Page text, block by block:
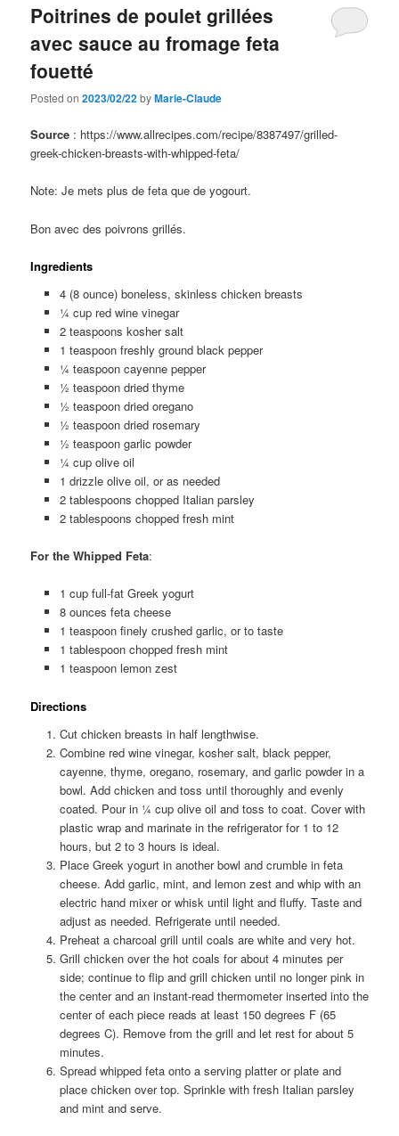
Poitrines de poulet grillées
avec sauce au fromage feta
fouetté
Posted on2023/02/22byMarie-Claude
Source : https://www.allrecipes.com/recipe/8387497/grilled-
greek-chicken-breasts-with-whipped-feta/
Note: Je mets plus de feta que de yogourt.
Bon avec des poivrons grillés.
Ingredients
4 (8 ounce) boneless, skinless chicken breasts
¼ cup red wine vinegar
2 teaspoons kosher salt
1 teaspoon freshly ground black pepper
¼ teaspoon cayenne pepper
½ teaspoon dried thyme
½ teaspoon dried oregano
½ teaspoon dried rosemary
½ teaspoon garlic powder
¼ cup olive oil
1 drizzle olive oil, or as needed
2 tablespoons chopped Italian parsley
2 tablespoons chopped fresh mint
For the Whipped Feta:
1 cup full-fat Greek yogurt
8 ounces feta cheese
1 teaspoon finely crushed garlic, or to taste
1 tablespoon chopped fresh mint
1 teaspoon lemon zest
Directions
Cut chicken breasts in half lengthwise.
Combine red wine vinegar, kosher salt, black pepper,
cayenne, thyme, oregano, rosemary, and garlic powder in a
bowl. Add chicken and toss until thoroughly and evenly
coated. Pour in ¼ cup olive oil and toss to coat. Cover with
plastic wrap and marinate in the refrigerator for 1 to 12
hours, but 2 to 3 hours is ideal.
Place Greek yogurt in another bowl and crumble in feta
cheese. Add garlic, mint, and lemon zest and whip with an
electric hand mixer or whisk until light and fluffy. Taste and
adjust as needed. Refrigerate until needed.
Preheat a charcoal grill until coals are white and very hot.
Grill chicken over the hot coals for about 4 minutes per
side; continue to flip and grill chicken until no longer pink in
the center and an instant-read thermometer inserted into the
center of each piece reads at least 150 degrees F (65
degrees C). Remove from the grill and let rest for about 5
minutes.
Spread whipped feta onto a serving platter or plate and
place chicken over top. Sprinkle with fresh Italian parsley
and mint and serve.